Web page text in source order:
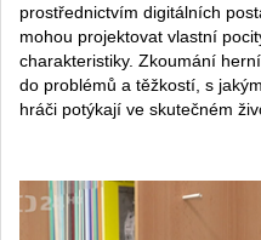
prostřednictvím digitálních
mohou projektovat vlastní
charakteristiky. Zkoumání
do problémů a těžkostí, s
hráči potýkají ve skutečném